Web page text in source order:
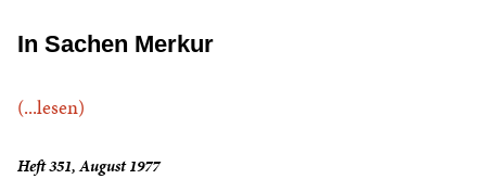
In Sachen Merkur
(...lesen)
Heft 351, August 1977